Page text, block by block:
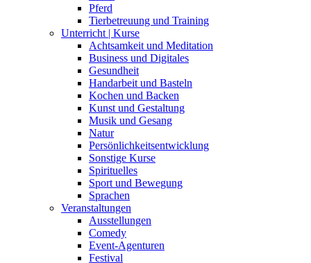
Pferd
Tierbetreuung und Training
Unterricht | Kurse
Achtsamkeit und Meditation
Business und Digitales
Gesundheit
Handarbeit und Basteln
Kochen und Backen
Kunst und Gestaltung
Musik und Gesang
Natur
Persönlichkeitsentwicklung
Sonstige Kurse
Spirituelles
Sport und Bewegung
Sprachen
Veranstaltungen
Ausstellungen
Comedy
Event-Agenturen
Festival